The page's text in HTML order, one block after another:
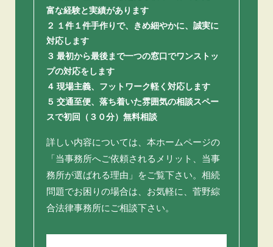
富な経験と実績があります
２ １件１件手作りで、きめ細やかに、誠実に
対応します
３ 最初から最後まで一つの窓口でワンストッ
プの対応をします
４ 現場主義、フットワーク軽く対応します
５ 交通至便、落ち着いた雰囲気の相談スペー
スで初回（３０分）無料相談
詳しい内容については、本ホームページの
「当事務所へご依頼されるメリット、当事
務所が選ばれる理由」をご覧下さい。相続
問題でお困りの場合は、お気軽に、菅野綜
合法律事務所にご相談下さい。